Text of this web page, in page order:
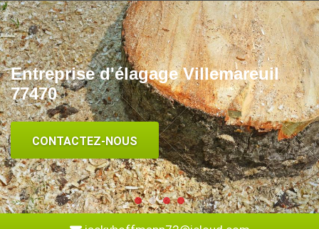
Entreprise d'élagage Villemareuil
77470
CONTACTEZ-NOUS